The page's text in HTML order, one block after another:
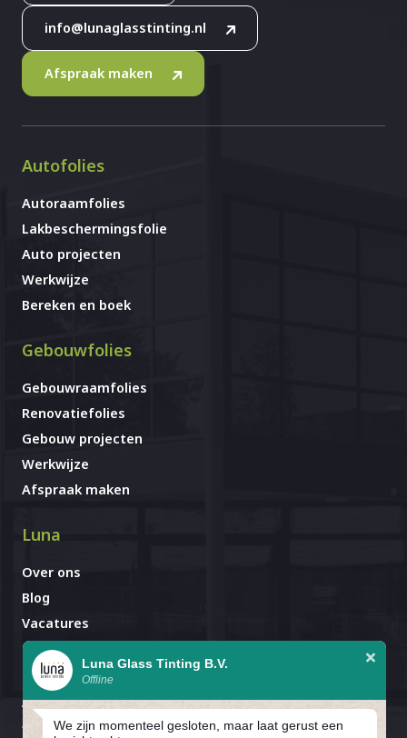
info@lunaglasstinting.nl
Afspraak maken
Afspraak al gemaakt?
Avignonlaan 67
Autofolies
Autoraamfolies
Lakbeschermingsfolie
Auto projecten
Werkwijze
Bereken en boek
Gebouwfolies
Gebouwraamfolies
Renovatiefolies
Gebouw projecten
Werkwijze
Afspraak maken
Luna
Over ons
Blog
Vacatures
Contact
Luna Glass Tinting B.V.
Offline
We zijn momenteel gesloten, maar laat gerust een